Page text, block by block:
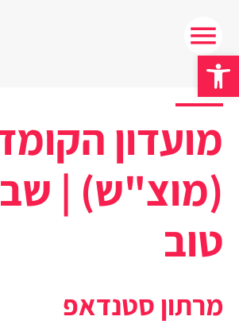
פתח סרגל נגישות
מועדון
(מוצ"ש) |
טוב
מרתון סטנדאפ